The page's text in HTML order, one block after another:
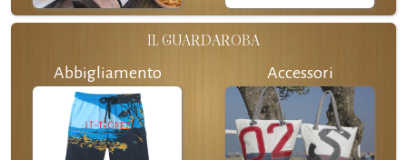
IL GUARDAROBA
Abbigliamento Accessori